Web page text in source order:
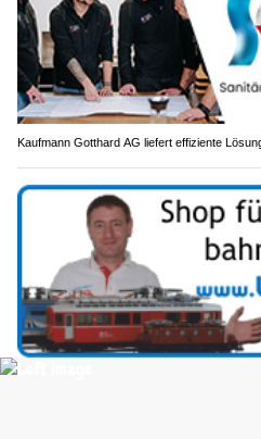
Kaufmann Gotthard AG liefert effiziente